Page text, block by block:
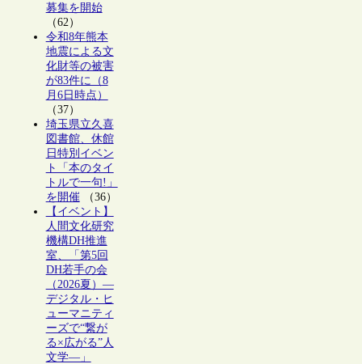
募集を開始
（62）
令和8年熊本
地震による文
化財等の被害
が83件に（8
月6日時点）
（37）
埼玉県立久喜
図書館、休館
日特別イベン
ト「本のタイ
トルで一句!」
を開催（36）
【イベント】
人間文化研究
機構DH推進
室、「第5回
DH若手の会
（2026夏）―
デジタル・ヒ
ューマニティ
ーズで“繋が
る×広がる”人
文学―」